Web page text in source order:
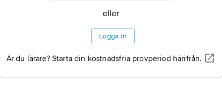
eller
Logga in
Är du lärare? Starta din kostnadsfria provperiod härifrån.